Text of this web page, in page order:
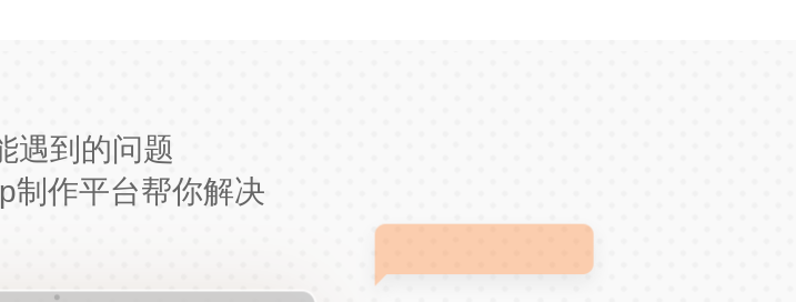
遇到的问题
制作平台帮你解决